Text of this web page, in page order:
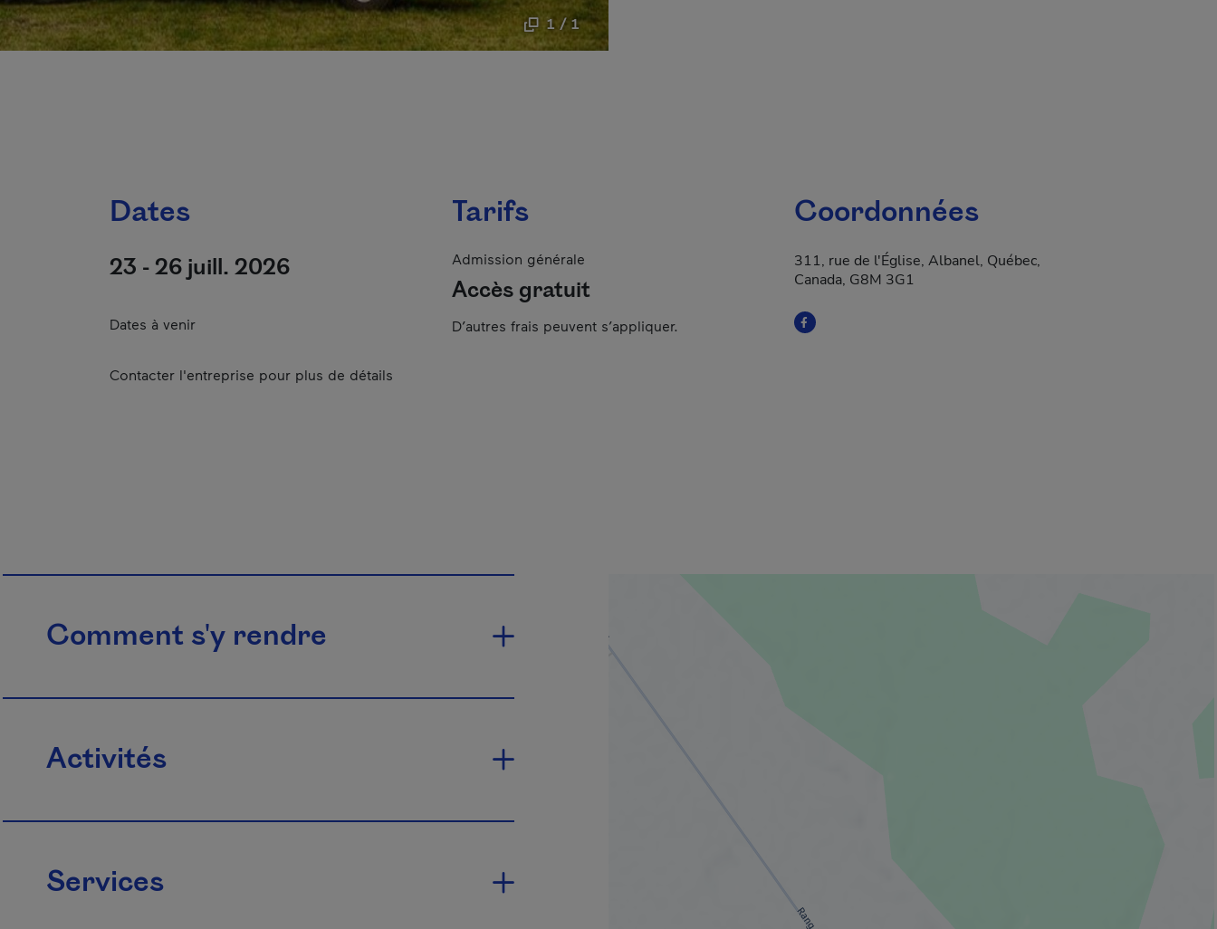
1 / 1
Dates
23 - 26 juill. 2026
Dates à venir
Contacter l'entreprise pour plus de détails
Tarifs
Admission générale
Accès gratuit
D’autres frais peuvent s’appliquer.
Coordonnées
311, rue de l'Église, Albanel, Québec,
Canada, G8M 3G1
Comment s'y rendre
Activités
Services